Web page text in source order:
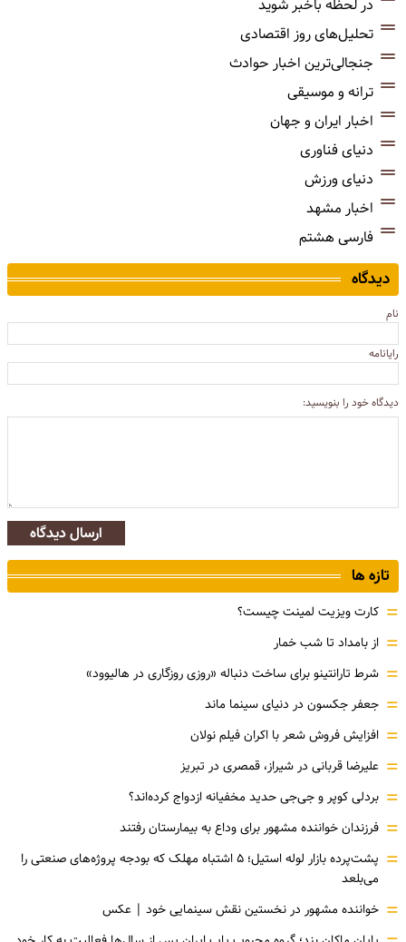
در لحظه باخبر شوید
تحلیل‌های روز اقتصادی
جنجالی‌ترین اخبار حوادث
ترانه و موسیقی
اخبار ایران و جهان
دنیای فناوری
دنیای ورزش
اخبار مشهد
فارسی هشتم
دیدگاه
نام
رایانامه
دیدگاه خود را بنویسید:
ارسال دیدگاه
تازه ها
= کارت ویزیت لمینت چیست؟
= از بامداد تا شب خمار
= شرط تارانتینو برای ساخت دنباله «روزی روزگاری در هالیوود»
= جعفر جکسون در دنیای سینما ماند
= افزایش فروش شعر با اکران فیلم نولان
= علیرضا قربانی در شیراز، قمصری در تبریز
= بردلی کوپر و جی‌جی حدید مخفیانه ازدواج کرده‌اند؟
= فرزندان خواننده مشهور برای وداع به بیمارستان رفتند
=
پشت‌پرده بازار لوله استیل؛ ۵ اشتباه مهلک که بودجه پروژه‌های صنعتی را
می‌بلعد
= خواننده مشهور در نخستین نقش سینمایی خود |‌ عکس